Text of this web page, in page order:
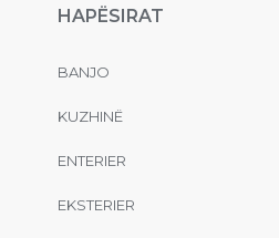
HAPËSIRAT
BANJO
KUZHINË
ENTERIER
EKSTERIER